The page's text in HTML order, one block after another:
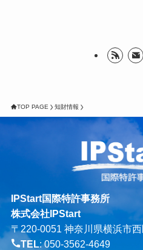
TOP PAGE 知財情報
IPStart国際特許事務所
株式会社IPStart
〒220-0051 神奈川県横浜市
TEL:050-3562-4649